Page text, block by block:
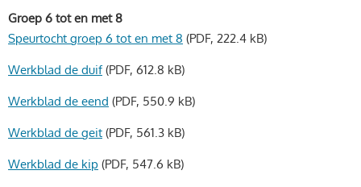
Groep 6 tot en met 8
Speurtocht groep 6 tot en met 8 (PDF, 222.4 kB)
Werkblad de duif (PDF, 612.8 kB)
Werkblad de eend (PDF, 550.9 kB)
Werkblad de geit (PDF, 561.3 kB)
Werkblad de kip (PDF, 547.6 kB)